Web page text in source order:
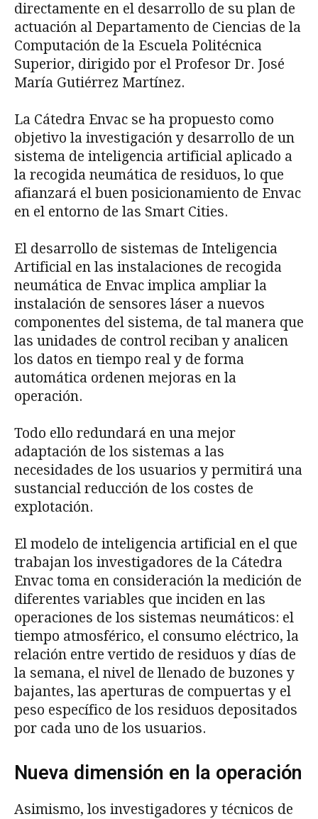
directamente en el desarrollo de su plan de
actuación al Departamento de Ciencias de la
Computación de la Escuela Politécnica
Superior, dirigido por el Profesor Dr. José
María Gutiérrez Martínez.
La Cátedra Envac se ha propuesto como
objetivo la investigación y desarrollo de un
sistema de inteligencia artificial aplicado a
la recogida neumática de residuos, lo que
afianzará el buen posicionamiento de Envac
en el entorno de las Smart Cities.
El desarrollo de sistemas de Inteligencia
Artificial en las instalaciones de recogida
neumática de Envac implica ampliar la
instalación de sensores láser a nuevos
componentes del sistema, de tal manera que
las unidades de control reciban y analicen
los datos en tiempo real y de forma
automática ordenen mejoras en la
operación.
Todo ello redundará en una mejor
adaptación de los sistemas a las
necesidades de los usuarios y permitirá una
sustancial reducción de los costes de
explotación.
El modelo de inteligencia artificial en el que
trabajan los investigadores de la Cátedra
Envac toma en consideración la medición de
diferentes variables que inciden en las
operaciones de los sistemas neumáticos: el
tiempo atmosférico, el consumo eléctrico, la
relación entre vertido de residuos y días de
la semana, el nivel de llenado de buzones y
bajantes, las aperturas de compuertas y el
peso específico de los residuos depositados
por cada uno de los usuarios.
Nueva dimensión en la operación
Asimismo, los investigadores y técnicos de